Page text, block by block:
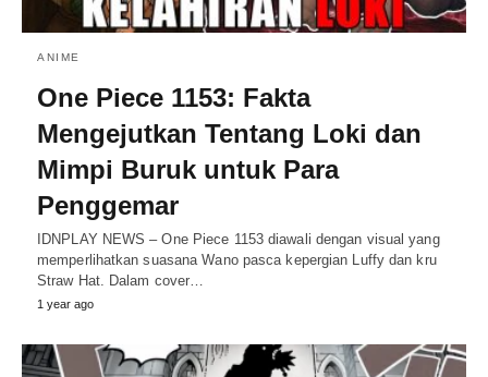
ANIME
One Piece 1153: Fakta
Mengejutkan Tentang Loki dan
Mimpi Buruk untuk Para
Penggemar
IDNPLAY NEWS – One Piece 1153 diawali dengan visual yang
memperlihatkan suasana Wano pasca kepergian Luffy dan kru
Straw Hat. Dalam cover…
1 year ago